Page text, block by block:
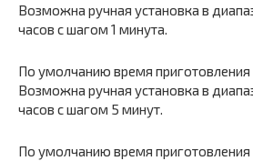
Возможна ручная установка в
часов с шагом 1 минута.
По умолчанию время приготовления
Возможна ручная установка в
часов с шагом 5 минут.
По умолчанию время приготовления